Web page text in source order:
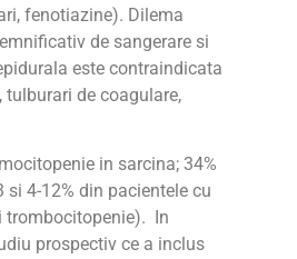
fenotiazine). Dilema
de sangerare si
este contraindicata
de coagulare,
in sarcina; 34%
4-12% din pacientele cu
trombocitopenie). In
prospectiv ce a inclus